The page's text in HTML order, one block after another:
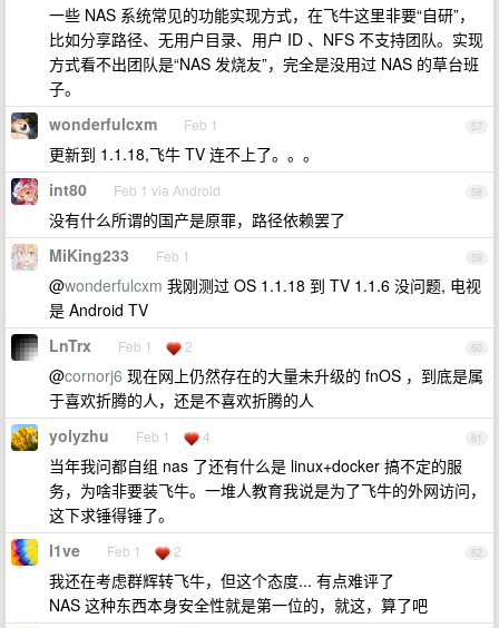
一些 NAS 系统常见的功能实现方式，在飞牛这里非要“自研”，
比如分享路径、无用户目录、用户 ID 、NFS 不支持团队。实现
方式看不出团队是“NAS 发烧友”，完全是没用过 NAS 的草台班
子。
57
wonderfulcxm Feb 1
更新到 1.1.18,飞牛 TV 连不上了。。。
58
int80 Feb 1 via Android
没有什么所谓的国产是原罪，路径依赖罢了
59
MiKing233 Feb 1
@wonderfulcxm 我刚测过 OS 1.1.18 到 TV 1.1.6 没问题, 电视
是 Android TV
60
LnTrx Feb 1 2
@cornorj6 现在网上仍然存在的大量未升级的 fnOS ，到底是属
于喜欢折腾的人，还是不喜欢折腾的人
61
yolyzhu Feb 1 4
当年我问都自组 nas 了还有什么是 linux+docker 搞不定的服
务，为啥非要装飞牛。一堆人教育我说是为了飞牛的外网访问，
这下求锤得锤了。
62
l1ve Feb 1 2
我还在考虑群辉转飞牛，但这个态度... 有点难评了
NAS 这种东西本身安全性就是第一位的，就这，算了吧